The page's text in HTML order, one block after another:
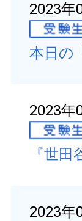
2023年
本日の
2023年
『世
2023年